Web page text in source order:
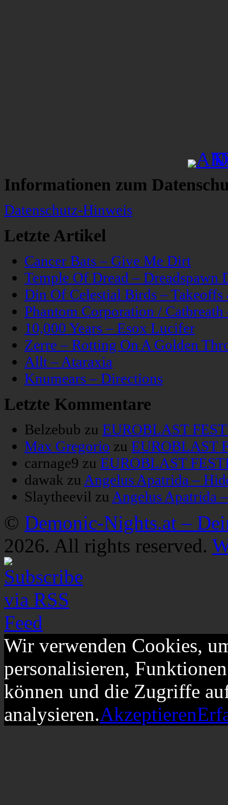
Informationen zum
Datenschutz-Hinweis
Letzte Artikel
Cancer Bats – Give Me Dirt
Temple Of Dread – Dreadspawn
Din Of Celestial Birds –
Phantom Corporation /
10,000 Years – Esox Lucifer
Zerre – Rotting On A Golden
Allt – Ataraxia
Knumears – Directions
Letzte Kommentare
Belzebub zu EUROBLAST
Max Gregorio zu EUROBLAST
carnage9 zu EUROBLAST
dawak zu Angelus Apatrida –
Slaytheevil zu Angelus Apatrida
© Demonic-Nights.at –
2026. All rights reserved.
Wir verwenden Cookies,
personalisieren,
können und die Zugriffe
analysieren.Akzeptieren